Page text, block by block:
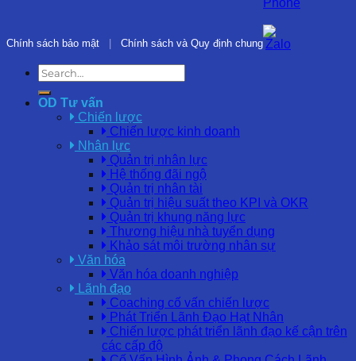
Chính sách bảo mật Chính sách và Quy định chung
OD Tư vấn
Chiến lược
Chiến lược kinh doanh
Nhân lực
Quản trị nhân lực
Hệ thống đãi ngộ
Quản trị nhân tài
Quản trị hiệu suất theo KPI và OKR
Quản trị khung năng lực
Thương hiệu nhà tuyển dụng
Khảo sát môi trường nhân sự
Văn hóa
Văn hóa doanh nghiệp
Lãnh đạo
Coaching cố vấn chiến lược
Phát Triển Lãnh Đạo Hạt Nhân
Chiến lược phát triển lãnh đạo kế cận trên
các cấp độ